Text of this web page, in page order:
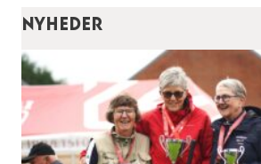
Nyheder